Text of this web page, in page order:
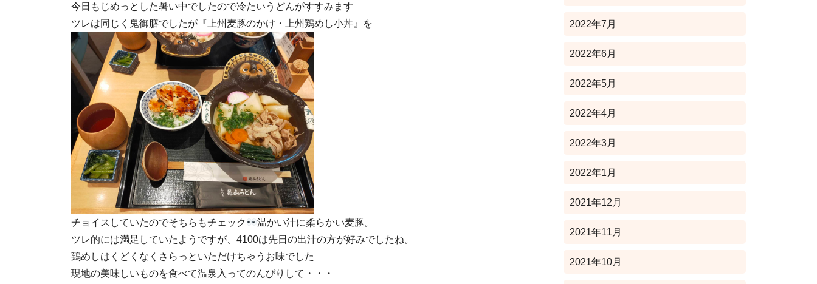
今日もじめっとした暑い中でしたので冷たいうどんがすすみます
ツレは同じく鬼御膳でしたが『上州麦豚のかけ・上州鶏めし小丼』を
チョイスしていたのでそちらもチェック
温かい汁に柔らかい麦豚。
ツレ的には満足していたようですが、4100は先日の出汁の方が好みでしたね。
鶏めしはくどくなくさらっといただけちゃうお味でした
現地の美味しいものを食べて温泉入ってのんびりして・・・
2022年7月
2022年6月
2022年5月
2022年4月
2022年3月
2022年1月
2021年12月
2021年11月
2021年10月